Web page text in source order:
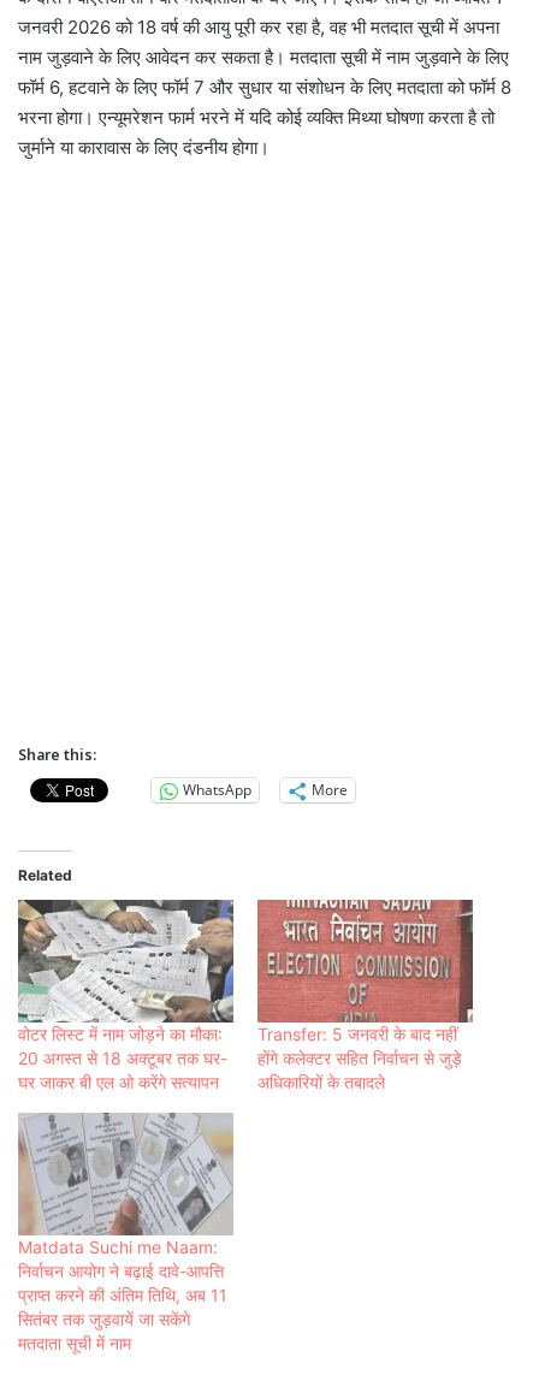
जनवरी 2026 को 18 वर्ष की आयु पूरी कर रहा है, वह भी मतदात सूची में अपना
नाम जुड़वाने के लिए आवेदन कर सकता है। मतदाता सूची में नाम जुड़वाने के लिए
फॉर्म 6, हटवाने के लिए फॉर्म 7 और सुधार या संशोधन के लिए मतदाता को फॉर्म 8
भरना होगा। एन्यूमरेशन फार्म भरने में यदि कोई व्यक्ति मिथ्या घोषणा करता है तो
जुर्माने या कारावास के लिए दंडनीय होगा।
Share this:
WhatsApp
More
Related
वोटर लिस्ट में नाम जोड़ने का मौका:
20 अगस्त से 18 अक्टूबर तक घर-
घर जाकर बी एल ओ करेंगे सत्यापन
Transfer: 5 जनवरी के बाद नहीं
होंगे कलेक्टर सहित निर्वाचन से जुड़े
अधिकारियों के तबादले
Matdata Suchi me Naam:
निर्वाचन आयोग ने बढ़ाई दावे-आपत्ति
प्राप्त करने की अंतिम तिथि, अब 11
सितंबर तक जुड़वायें जा सकेंगे
मतदाता सूची में नाम